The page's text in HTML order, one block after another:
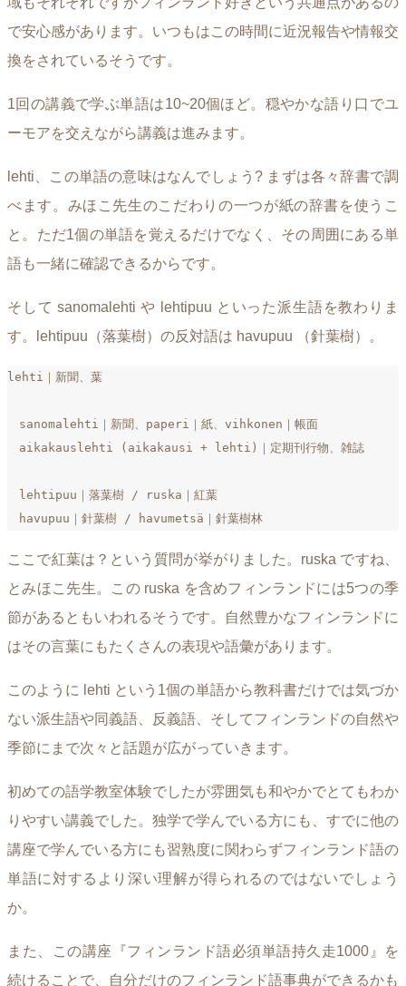
で安心感があります。いつもはこの時間に近況報告や情報交
換をされているそうです。
1回の講義で学ぶ単語は10~20個ほど。穏やかな語り口でユ
ーモアを交えながら講義は進みます。
lehti、この単語の意味はなんでしょう? まずは各々辞書で調
べます。みほこ先生のこだわりの一つが紙の辞書を使うこ
と。ただ1個の単語を覚えるだけでなく、その周囲にある単
語も一緒に確認できるからです。
そして sanomalehti や lehtipuu といった派生語を教わりま
す。lehtipuu（落葉樹）の反対語は havupuu （針葉樹）。
lehti｜新聞、葉
sanomalehti｜新聞、paperi｜紙、vihkonen｜帳面
aikakauslehti (aikakausi + lehti)｜定期刊行物、雑誌
lehtipuu｜落葉樹 / ruska｜紅葉
havupuu｜針葉樹 / havumetsä｜針葉樹林
ここで紅葉は？という質問が挙がりました。ruska ですね、
とみほこ先生。この ruska を含めフィンランドには5つの季
節があるともいわれるそうです。自然豊かなフィンランドに
はその言葉にもたくさんの表現や語彙があります。
このように lehti という1個の単語から教科書だけでは気づか
ない派生語や同義語、反義語、そしてフィンランドの自然や
季節にまで次々と話題が広がっていきます。
初めての語学教室体験でしたが雰囲気も和やかでとてもわか
りやすい講義でした。独学で学んでいる方にも、すでに他の
講座で学んでいる方にも習熟度に関わらずフィンランド語の
単語に対するより深い理解が得られるのではないでしょう
か。
また、この講座『フィンランド語必須単語持久走1000』を
続けることで、自分だけのフィンランド語事典ができるかも